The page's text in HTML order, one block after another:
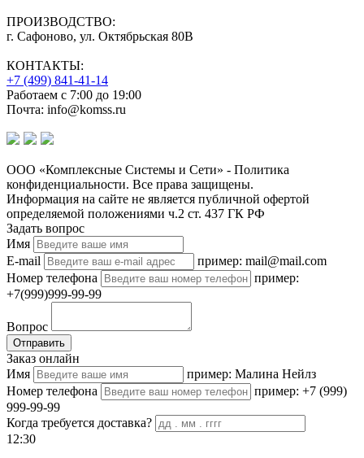
ПРОИЗВОДСТВО:
г. Сафоново, ул. Октябрьская 80В
КОНТАКТЫ:
+7 (499) 841-41-14
Работаем с 7:00 до 19:00
Почта: info@komss.ru
ООО «Комплексные Системы и Сети» - Политика
конфиденциальности. Все права защищены.
Информация на сайте не является публичной офертой
определяемой положениями ч.2 ст. 437 ГК РФ
Задать вопрос
Имя
E-mail
пример: mail@mail.com
Номер телефона
пример:
+7(999)999-99-99
Вопрос
Отправить
Заказ онлайн
Имя
пример: Малина Нейлз
Номер телефона
пример: +7 (999)
999-99-99
Когда требуется доставка?
12:30